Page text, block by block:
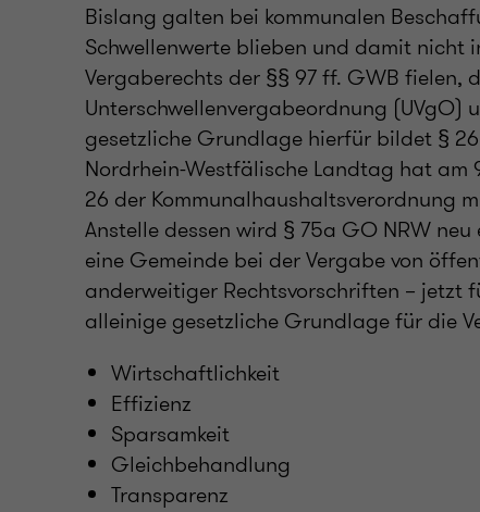
Bislang galten bei kommunalen
Schwellenwerte blieben und damit nicht
Vergaberechts der §§ 97 ff. GWB fielen,
Unterschwellenvergabeordnung (UVgO)
gesetzliche Grundlage hierfür bildet §
Nordrhein-Westfälische Landtag hat am
26 der Kommunalhaushaltsverordnung
Anstelle dessen wird § 75a GO NRW
eine Gemeinde bei der Vergabe von
anderweitiger Rechtsvorschriften –
alleinige gesetzliche Grundlage für die
Wirtschaftlichkeit
Effizienz
Sparsamkeit
Gleichbehandlung
Transparenz